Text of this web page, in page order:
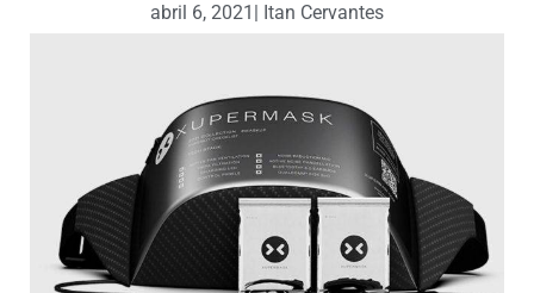
abril 6, 2021 | Itan Cervantes